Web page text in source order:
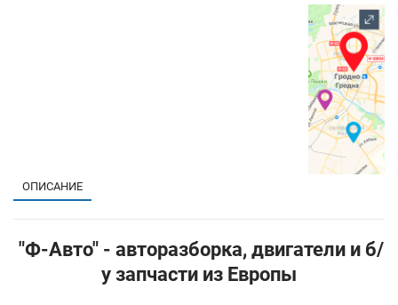
ОПИСАНИЕ
"Ф-Авто" - авторазборка, двигатели и б/
у запчасти из Европы